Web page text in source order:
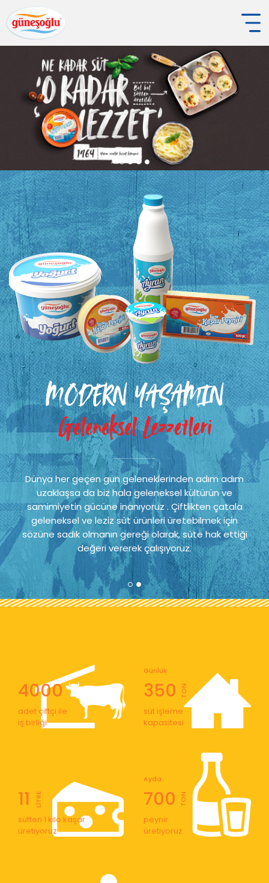
MODERN YAŞAMIN
Geleneksel Lezzetleri
Dünya her geçen gün geleneklerinden adım adım
uzaklaşsa da biz hala geleneksel kültürün ve
samimiyetin gücüne inanıyoruz . Çiftlikten çatala
geleneksel ve leziz süt ürünleri üretebilmek için
sözüne sadık olmanın gereği olarak, süte hak ettiği
değeri vererek çalışıyoruz.
4000
adet çiftçi ile
iş birliği
350
Günlük
TON
süt işleme
kapasitesi
11 LİTRE
sütten 1 kilo kaşar
üretiyoruz
700
Ayda
TON
peynir
üretiyoruz